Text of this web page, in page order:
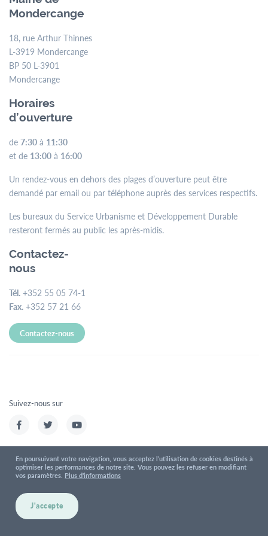
Mondercange
18, rue Arthur Thinnes
L-3919 Mondercange
BP 50 L-3901
Mondercange
Horaires
d’ouverture
de 7:30 à 11:30
et de 13:00 à 16:00
Un rendez-vous en dehors des plages d’ouverture peut être
demandé par email ou par téléphone auprès des services respectifs.
Les bureaux du Service Urbanisme et Développement Durable
resteront fermés au public les après-midis.
Contactez-
nous
Tél. +352 55 05 74-1
Fax. +352 57 21 66
Contactez-nous
Suivez-nous sur
Conditions d'utilisations Politique de confidentialité
En poursuivant votre navigation, vous acceptez l’utilisation de cookies destinés à
optimiser les performances de notre site. Vous pouvez les refuser en modifiant
vos paramètres. Plus d'informations
J'accepte